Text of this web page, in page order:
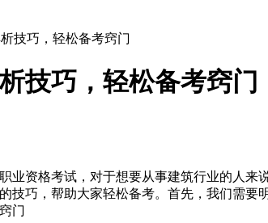
技巧，轻松备考窍门
技巧，轻松备考窍门
业资格考试，对于想要从事建筑行业的人
技巧，帮助大家轻松备考。首先，我们需